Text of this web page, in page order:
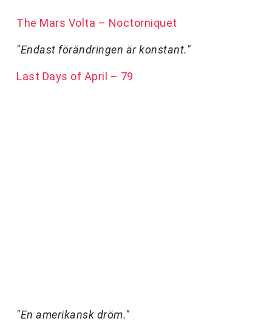
The Mars Volta – Noctorniquet
"Endast förändringen är konstant."
Last Days of April – 79
"En amerikansk dröm."